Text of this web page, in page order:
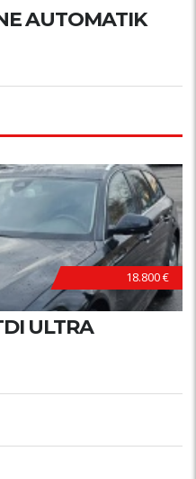
AUTOMATIK
18.800 €
ULTRA